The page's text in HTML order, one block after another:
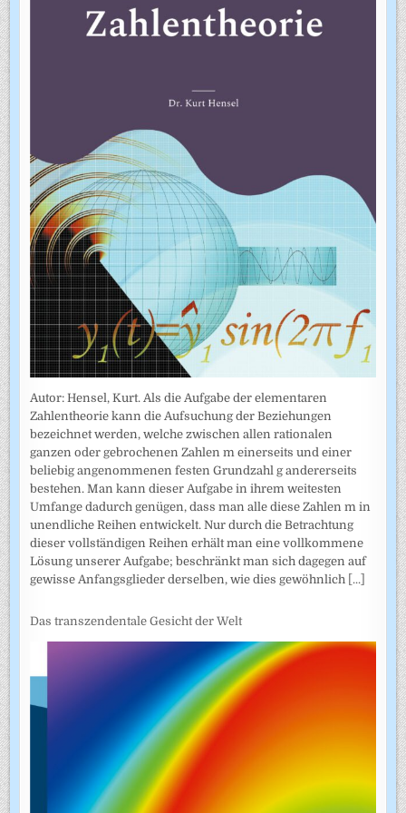
Autor: Hensel, Kurt. Als die Aufgabe der elementaren
Zahlentheorie kann die Aufsuchung der Beziehungen
bezeichnet werden, welche zwischen allen rationalen
ganzen oder gebrochenen Zahlen m einerseits und einer
beliebig angenommenen festen Grundzahl g andererseits
bestehen. Man kann dieser Aufgabe in ihrem weitesten
Umfange dadurch genügen, dass man alle diese Zahlen m in
unendliche Reihen entwickelt. Nur durch die Betrachtung
dieser vollständigen Reihen erhält man eine vollkommene
Lösung unserer Aufgabe; beschränkt man sich dagegen auf
gewisse Anfangsglieder derselben, wie dies gewöhnlich [...]
Das transzendentale Gesicht der Welt